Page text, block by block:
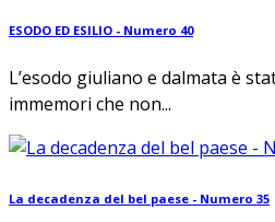
ESODO ED ESILIO - Numero 40
L’esodo giuliano e dalmata è
immemori che non...
La decadenza del bel paese - Numero 35